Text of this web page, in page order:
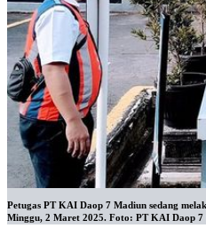
Petugas PT KAI Daop 7 Madiun sedang
Minggu, 2 Maret 2025. Foto: PT KAI Daop 7